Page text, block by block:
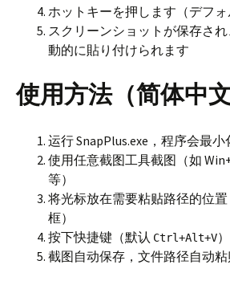
ホットキーを押します（デフォ
スクリーンショットが保存さ
動的に貼り付けられます
使用方法（简体中文
运行 SnapPlus.exe，程序会最
使用任意截图工具截图（如
等）
将光标放在需要粘贴路径的位置
框）
按下快捷键（默认 Ctrl+Alt+V）
截图自动保存，文件路径自动